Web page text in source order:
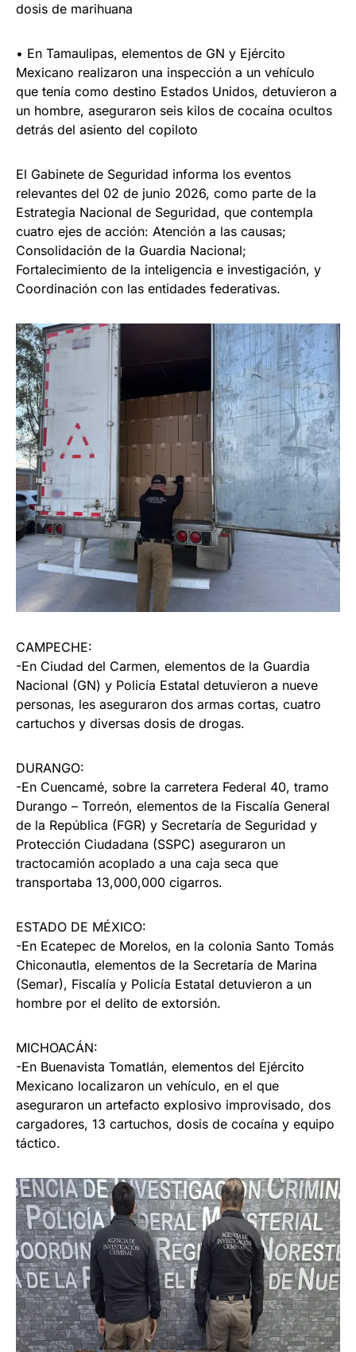
dosis de marihuana
• En Tamaulipas, elementos de GN y Ejército
Mexicano realizaron una inspección a un vehículo
que tenía como destino Estados Unidos, detuvieron a
un hombre, aseguraron seis kilos de cocaína ocultos
detrás del asiento del copiloto
El Gabinete de Seguridad informa los eventos
relevantes del 02 de junio 2026, como parte de la
Estrategia Nacional de Seguridad, que contempla
cuatro ejes de acción: Atención a las causas;
Consolidación de la Guardia Nacional;
Fortalecimiento de la inteligencia e investigación, y
Coordinación con las entidades federativas.
CAMPECHE:
-En Ciudad del Carmen, elementos de la Guardia
Nacional (GN) y Policía Estatal detuvieron a nueve
personas, les aseguraron dos armas cortas, cuatro
cartuchos y diversas dosis de drogas.
DURANGO:
-En Cuencamé, sobre la carretera Federal 40, tramo
Durango – Torreón, elementos de la Fiscalía General
de la República (FGR) y Secretaría de Seguridad y
Protección Ciudadana (SSPC) aseguraron un
tractocamión acoplado a una caja seca que
transportaba 13,000,000 cigarros.
ESTADO DE MÉXICO:
-En Ecatepec de Morelos, en la colonia Santo Tomás
Chiconautla, elementos de la Secretaría de Marina
(Semar), Fiscalía y Policía Estatal detuvieron a un
hombre por el delito de extorsión.
MICHOACÁN:
-En Buenavista Tomatlán, elementos del Ejército
Mexicano localizaron un vehículo, en el que
aseguraron un artefacto explosivo improvisado, dos
cargadores, 13 cartuchos, dosis de cocaína y equipo
táctico.